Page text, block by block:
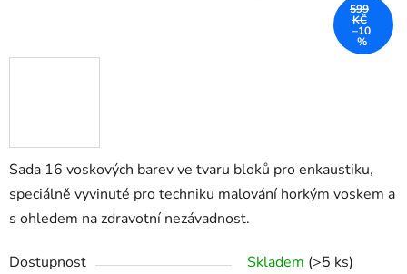
Sada 16 voskových barev ve tvaru bloků pro enkaustiku,
speciálně vyvinuté pro techniku malování horkým voskem a
s ohledem na zdravotní nezávadnost.
Dostupnost Skladem (>5 ks)
599
KČ
–10
%